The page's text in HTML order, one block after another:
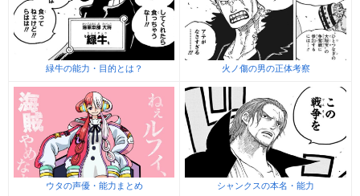
緑牛の能力・目的とは？ 火ノ傷の男の正体考察
ウタの声優・能力まとめ シャンクスの本名・能力